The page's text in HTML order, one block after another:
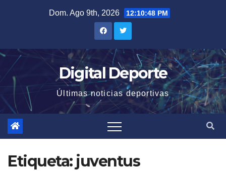
Dom. Ago 9th, 2026 12:10:48 PM
Digital Deporte
Últimas noticias deportivas
Etiqueta: juventus